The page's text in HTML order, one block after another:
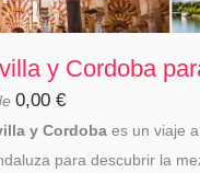
y Cordoba
0,00 €
y Cordoba es un viaje
para descubrir la